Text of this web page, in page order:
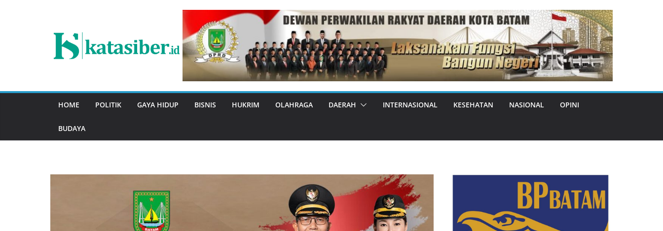
HOME POLITIK GAYA HIDUP BISNIS HUKRIM OLAHRAGA DAERAH INTERNASIONAL KESEHATAN NASIONAL OPINI
BUDAYA